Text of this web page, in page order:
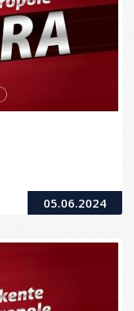
05.06.2024